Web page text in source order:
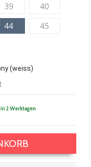
39
40
44
45
(weiss)
2 Werktagen